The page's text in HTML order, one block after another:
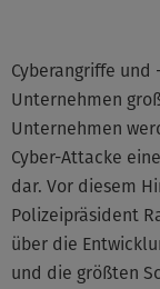
Cyberangriffe und
Unternehmen
Unternehmen
Cyber-Attacke
dar. Vor diesem
Polizeipräsident
über die
und die größten